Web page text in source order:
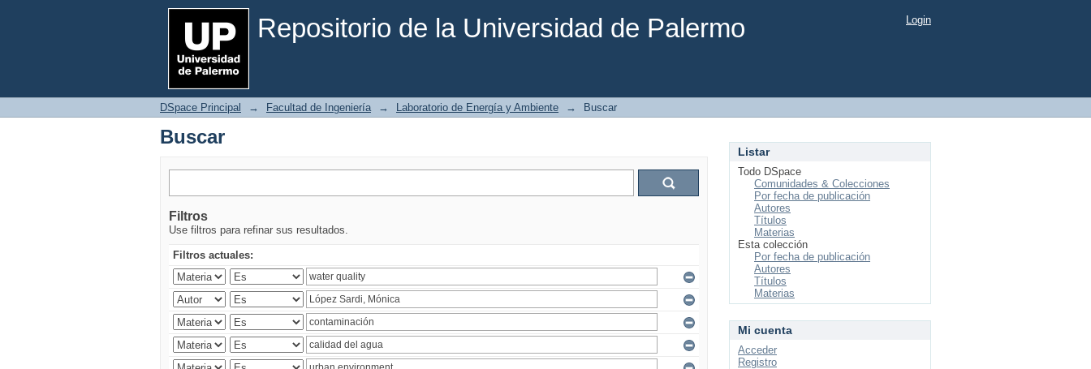
Repositorio de la Universidad de Palermo
Buscar Login
DSpace Principal → Facultad de Ingeniería → Laboratorio de Energía y Ambiente → Buscar
Buscar
Filtros
Use filtros para refinar sus resultados.
Filtros actuales:
Listar
Todo DSpace
Comunidades & Colecciones
Por fecha de publicación
Autores
Títulos
Materias
Esta colección
Por fecha de publicación
Autores
Títulos
Materias
Mi cuenta
Acceder
Registro